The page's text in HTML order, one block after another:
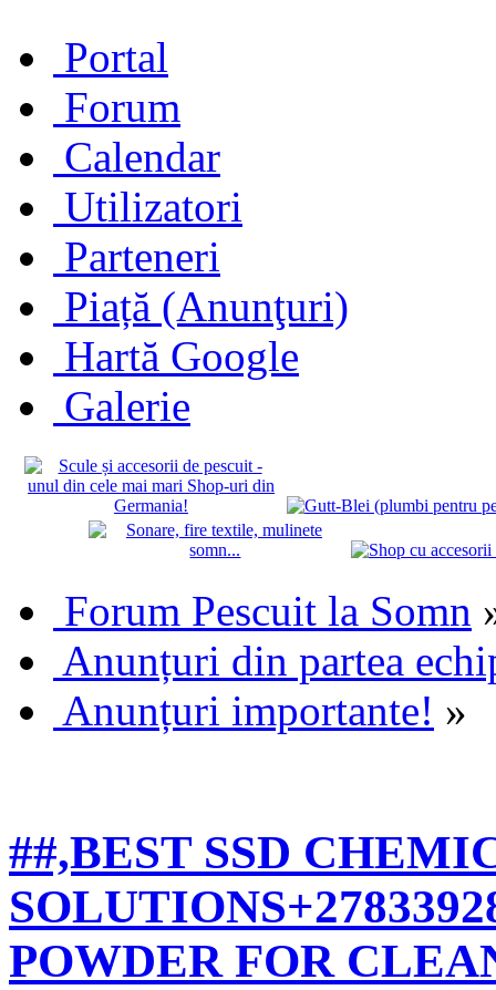
Portal
Forum
Calendar
Utilizatori
Parteneri
Piață (Anunţuri)
Hartă Google
Galerie
Forum Pescuit la Somn
Anunțuri din partea
Anunțuri importante! »
##,BEST SSD
POWDER FOR